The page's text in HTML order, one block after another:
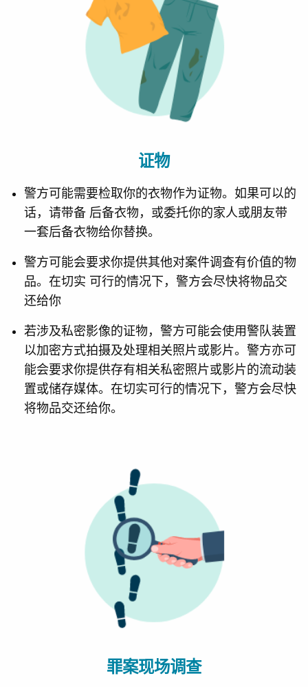
证物
警方可能需要检取你的衣物作为证物。如果可以的
话，请带备 后备衣物，或委托你的家人或朋友带
一套后备衣物给你替换。
警方可能会要求你提供其他对案件调查有价值的物
品。在切实 可行的情况下，警方会尽快将物品交
还给你
若涉及私密影像的证物，警方可能会使用警队装置
以加密方式拍摄及处理相关照片或影片。警方亦可
能会要求你提供存有相关私密照片或影片的流动装
置或储存媒体。在切实可行的情况下，警方会尽快
将物品交还给你。
罪案现场调查